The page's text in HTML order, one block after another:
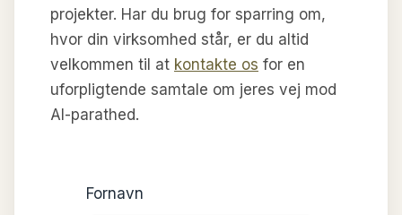
projekter. Har du brug for sparring om,
hvor din virksomhed står, er du altid
velkommen til at kontakte os for en
uforpligtende samtale om jeres vej mod
AI-parathed.
Fornavn